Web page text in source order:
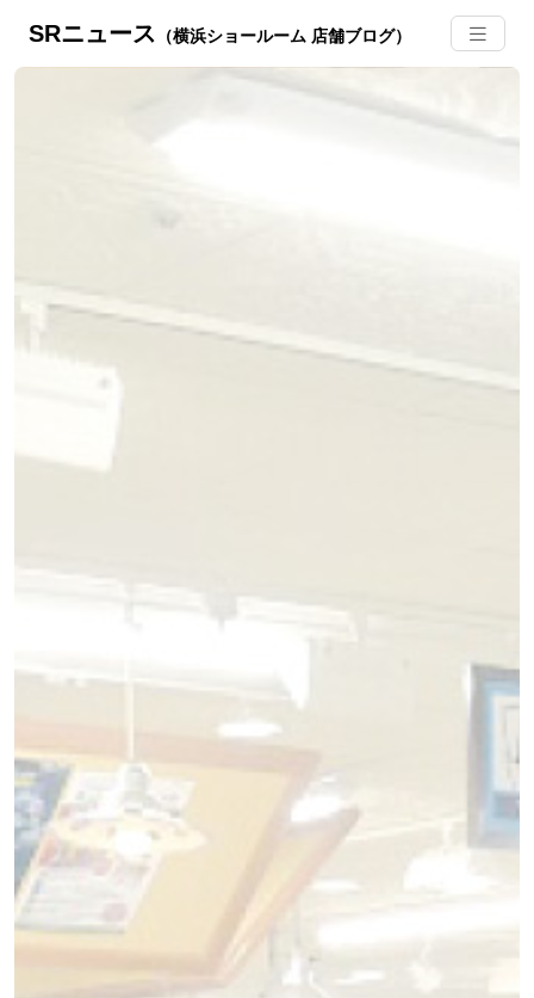
SRニュース （横浜ショールーム 店舗ブログ）